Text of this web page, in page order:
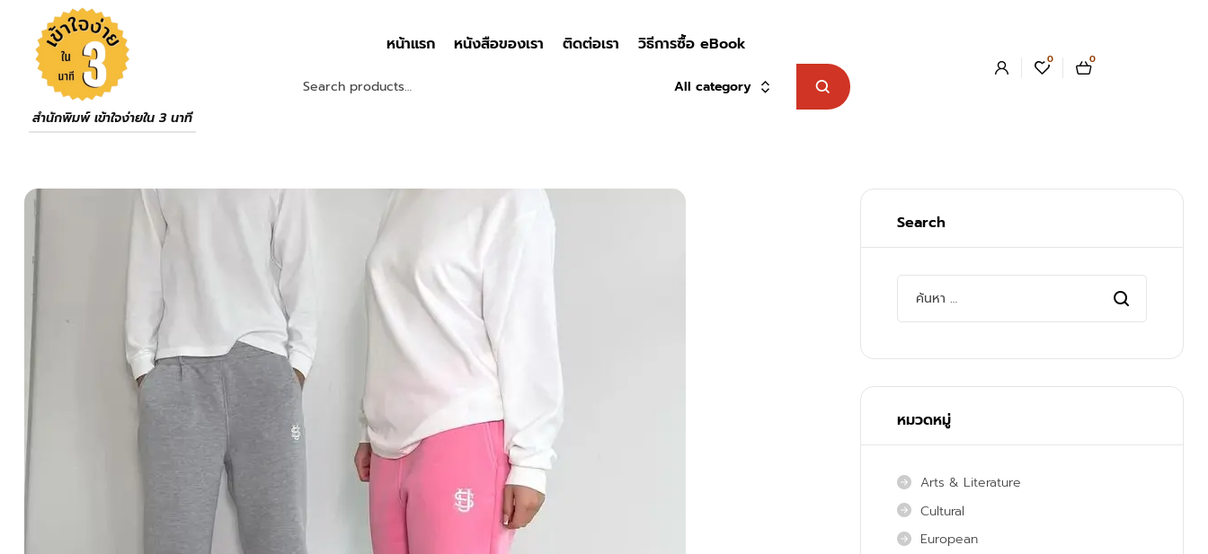
สำนักพิมพ์ เข้าใจง่ายใน 3 นาที
หน้าแรก หนังสือของเรา ติดต่อเรา วิธีการซื้อ eBook
All category
0 0
Search
หมวดหมู่
Arts & Literature
Cultural
European